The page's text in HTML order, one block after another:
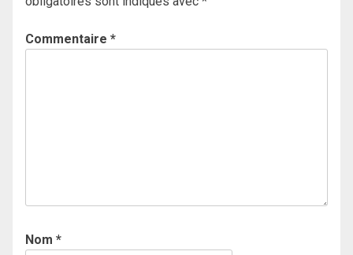
Commentaire *
Nom *